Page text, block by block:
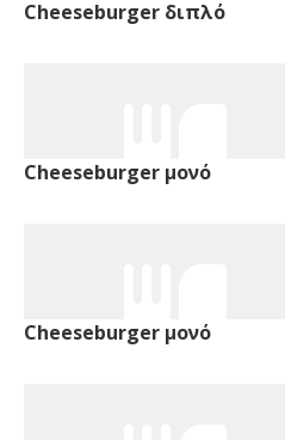
Cheeseburger διπλό
Cheeseburger μονό
Cheeseburger μονό